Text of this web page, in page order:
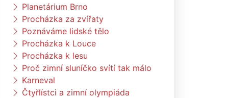
Planetárium Brno
Procházka za zvířaty
Poznáváme lidské tělo
Procházka k Louce
Procházka k lesu
Proč zimní sluníčko svítí tak málo
Karneval
Čtyřlístci a zimní olympiáda